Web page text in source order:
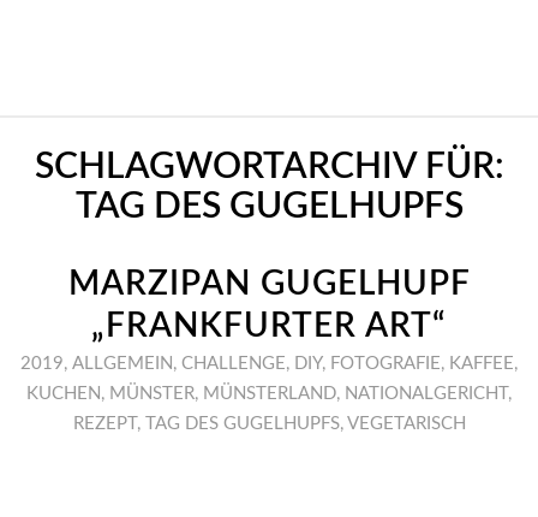
SCHLAGWORTARCHIV FÜR:
TAG DES GUGELHUPFS
MARZIPAN GUGELHUPF
„FRANKFURTER ART“
2019, ALLGEMEIN , CHALLENGE, DIY, FOTOGRAFIE, KAFFEE,
KUCHEN , MÜNSTER, MÜNSTERLAND, NATIONALGERICHT ,
REZEPT , TAG DES GUGELHUPFS, VEGETARISCH